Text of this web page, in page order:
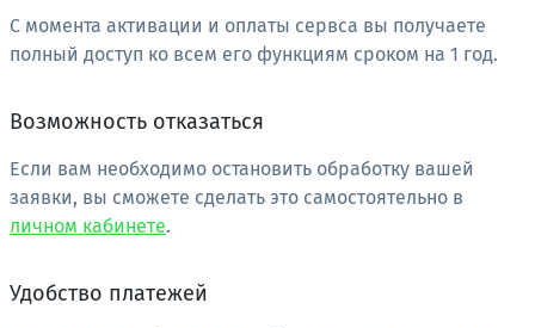
С момента активации и оплаты сервса вы получаете
полный доступ ко всем его функциям сроком на 1 год.
Возможность отказаться
Если вам необходимо остановить обработку вашей
заявки, вы сможете сделать это самостоятельно в
личном кабинете.
Удобство платежей